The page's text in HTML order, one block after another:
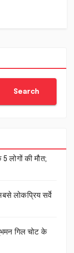
Search
लोगों की मौत;
लोकप्रिय सर्वे
गिल चोट के